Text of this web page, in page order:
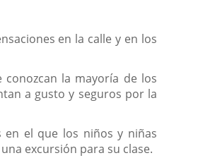
en la calle y en los
la mayoría de los
a gusto y seguros por la
en el que los niños y niñas
excursión para su clase.